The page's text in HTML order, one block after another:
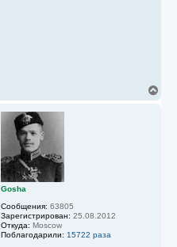
Gosha
Сообщения: 63805
Зарегистрирован: 25.08.2012
Откуда: Moscow
Поблагодарили: 15722 раза